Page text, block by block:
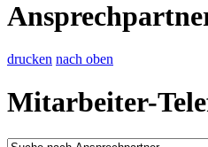
drucken nach oben
Mitarbeiter-